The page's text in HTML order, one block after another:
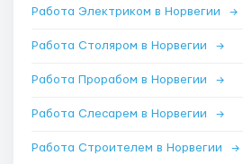
Работа Электриком в Норвегии →
Работа Столяром в Норвегии →
Работа Прорабом в Норвегии →
Работа Слесарем в Норвегии →
Работа Строителем в Норвегии →